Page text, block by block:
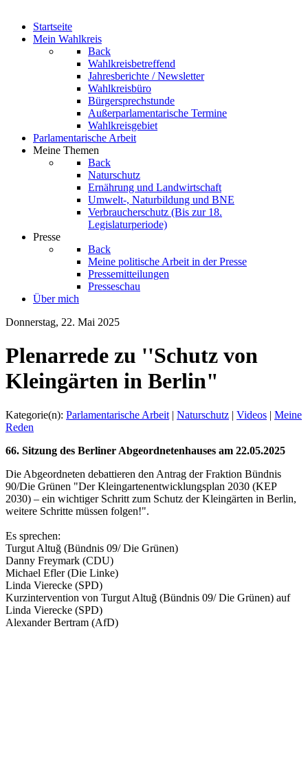
Startseite
Mein Wahlkreis
Back
Wahlkreisbetreffend
Jahresberichte / Newsletter
Wahlkreisbüro
Bürgersprechstunde
Außerparlamentarische Termine
Wahlkreisgebiet
Parlamentarische Arbeit
Meine Themen
Back
Naturschutz
Ernährung und Landwirtschaft
Umwelt-, Naturbildung und BNE
Verbraucherschutz (Bis zur 18.
Legislaturperiode)
Presse
Back
Meine politische Arbeit in der Presse
Pressemitteilungen
Presseschau
Über mich
Donnerstag, 22. Mai 2025
Plenarrede zu ''Schutz von
Kleingärten in Berlin"
Kategorie(n): Parlamentarische Arbeit | Naturschutz | Videos | Meine
Reden
66. Sitzung des Berliner Abgeordnetenhauses am 22.05.2025
Die Abgeordneten debattieren den Antrag der Fraktion Bündnis
90/Die Grünen "Der Kleingartenentwicklungsplan 2030 (KEP
2030) – ein wichtiger Schritt zum Schutz der Kleingärten in Berlin,
weitere Schritte müssen folgen!".
Es sprechen:
Turgut Altuğ (Bündnis 09/ Die Grünen)
Danny Freymark (CDU)
Michael Efler (Die Linke)
Linda Vierecke (SPD)
Kurzintervention von Turgut Altuğ (Bündnis 09/ Die Grünen) auf
Linda Vierecke (SPD)
Alexander Bertram (AfD)